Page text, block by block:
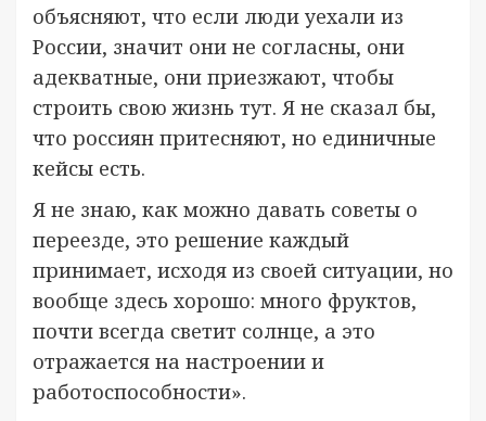
объясняют, что если люди уехали из
России, значит они не согласны, они
адекватные, они приезжают, чтобы
строить свою жизнь тут. Я не сказал бы,
что россиян притесняют, но единичные
кейсы есть.
Я не знаю, как можно давать советы о
переезде, это решение каждый
принимает, исходя из своей ситуации, но
вообще здесь хорошо: много фруктов,
почти всегда светит солнце, а это
отражается на настроении и
работоспособности».